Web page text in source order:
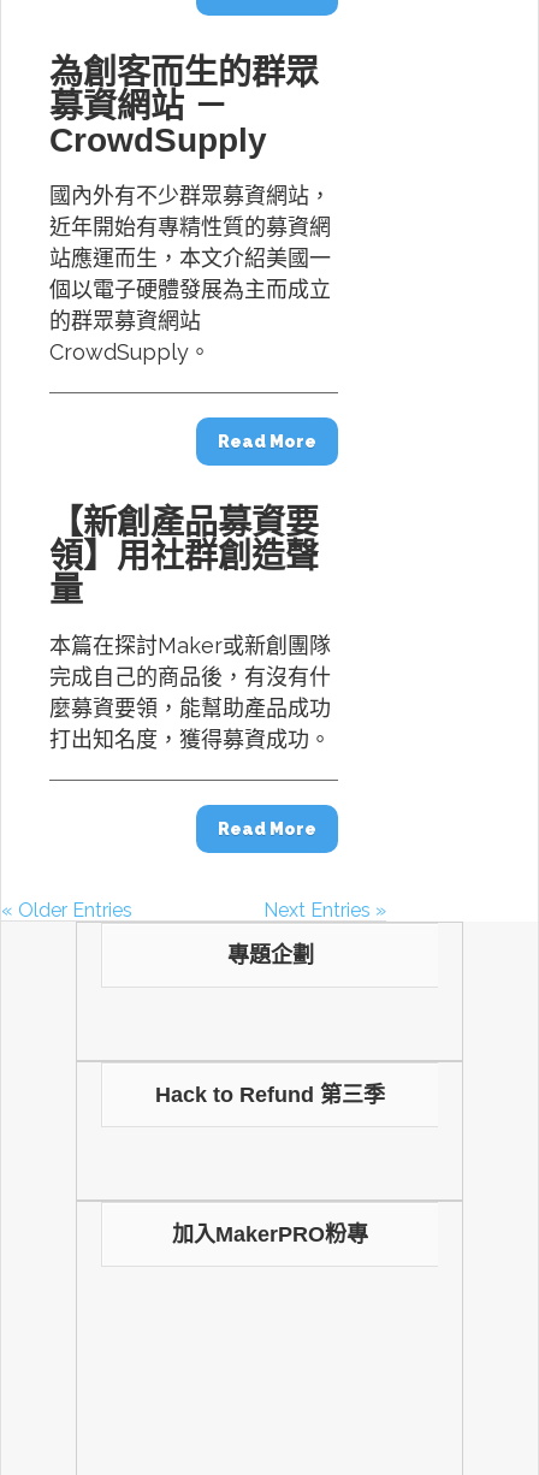
為創客而生的群眾
募資網站 －
CrowdSupply
國內外有不少群眾募資網站，
近年開始有專精性質的募資網
站應運而生，本文介紹美國一
個以電子硬體發展為主而成立
的群眾募資網站
CrowdSupply。
Read More
【新創產品募資要
領】用社群創造聲
量
本篇在探討Maker或新創團隊
完成自己的商品後，有沒有什
麼募資要領，能幫助產品成功
打出知名度，獲得募資成功。
Read More
« Older Entries Next Entries »
專題企劃
Hack to Refund 第三季
加入MakerPRO粉專